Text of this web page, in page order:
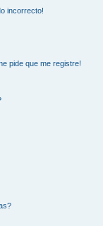
incorrecto!
pide que me registre!